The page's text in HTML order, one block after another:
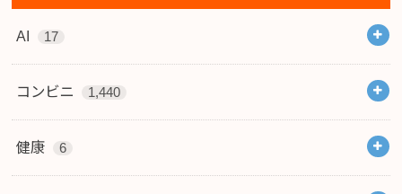
AI 17
コンビニ 1,440
健康 6